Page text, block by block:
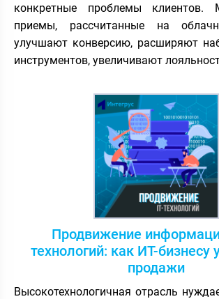
конкретные проблемы клиентов.
приемы, рассчитанные на
улучшают конверсию, расширяют
инструментов, увеличивают
Продвижение
технологий: как ИТ-бизнесу
продажи
Высокотехнологичная отрасль